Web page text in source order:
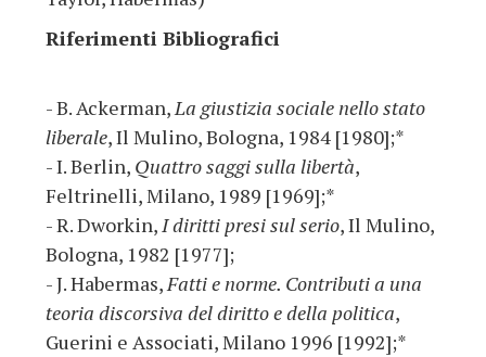
Riferimenti Bibliografici
- B. Ackerman,La giustizia sociale nello stato
liberale, Il Mulino, Bologna, 1984 [1980];*
- I. Berlin, Quattro saggi sulla libertà,
Feltrinelli, Milano, 1989 [1969];*
- R. Dworkin,I diritti presi sul serio, Il Mulino,
Bologna, 1982 [1977];
- J. Habermas,Fatti e norme. Contributi a una
teoria discorsiva del diritto e della politica,
Guerini e Associati, Milano 1996 [1992];*